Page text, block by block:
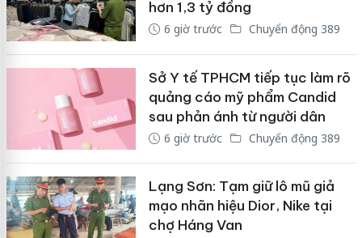
hơn 1,3 tỷ đồng
6 giờ trước Chuyển động 389
Sở Y tế TPHCM tiếp tục làm rõ
quảng cáo mỹ phẩm Candid
sau phản ánh từ người dân
6 giờ trước Chuyển động 389
Lạng Sơn: Tạm giữ lô mũ giả
mạo nhãn hiệu Dior, Nike tại
chợ Háng Van